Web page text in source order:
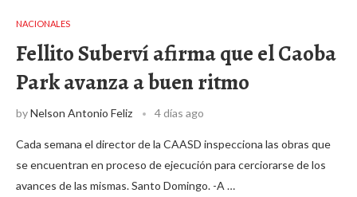
NACIONALES
Fellito Suberví afirma que el Caoba
Park avanza a buen ritmo
byNelson Antonio Feliz 4 días ago
Cada semana el director de la CAASD inspecciona las obras que
se encuentran en proceso de ejecución para cerciorarse de los
avances de las mismas. Santo Domingo. -A …